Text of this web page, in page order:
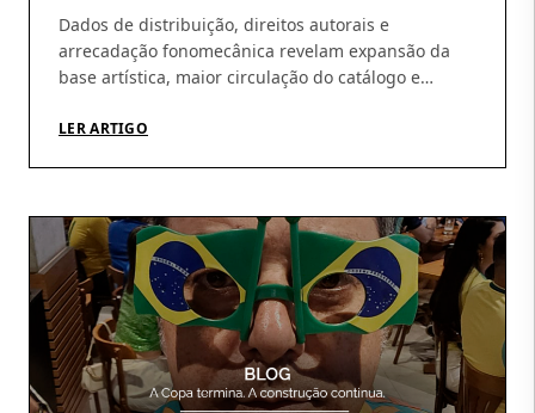
Dados de distribuição, direitos autorais e
arrecadação fonomecânica revelam expansão da
base artística, maior circulação do catálogo e
primeiro semestre de 2026 ajudam a revelar um
fortalecimento […]
LER ARTIGO